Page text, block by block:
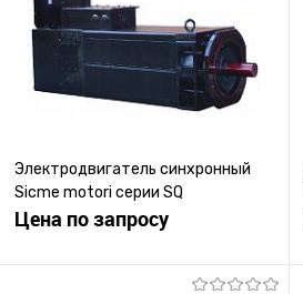
Электродвигатель синхронный
Sicme motori серии SQ
Цена по запросу